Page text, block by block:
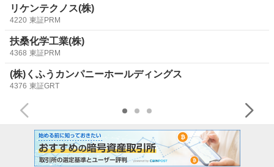
リケンテクノス(株)
4220 東証PRM
扶桑化学工業(株)
4368 東証PRM
(株)くふうカンパニーホールディングス
4376 東証GRT